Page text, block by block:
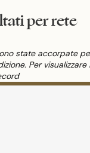
per rete
state accorpate
Per